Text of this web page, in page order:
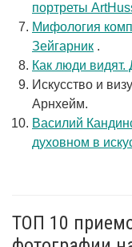
портреты
Мифология
Зейгарник .
Как люди
Искусство и
Арнхейм.
Василий
духовном в
ТОП 10